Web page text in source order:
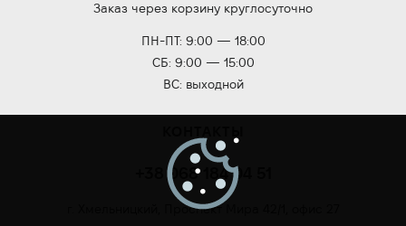
Заказ через корзину круглосуточно
ПН-ПТ: 9:00 — 18:00
СБ: 9:00 — 15:00
ВС: выходной
+38 068 184 04 51
г. Хмельницкий, Проспект Мира 42/1, офис 27